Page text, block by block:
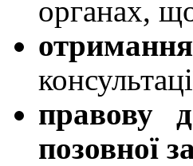
органах,
правову
позовної